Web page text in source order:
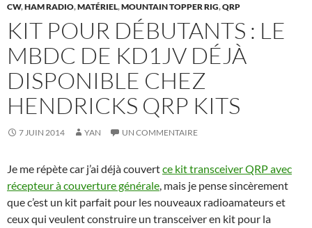
CW,HAM RADIO,MATÉRIEL,MOUNTAIN TOPPER RIG,QRP
KIT POUR DÉBUTANTS : LE
MBDC DE KD1JV DÉJÀ
DISPONIBLE CHEZ
HENDRICKS QRP KITS
7 JUIN 2014 YAN UN COMMENTAIRE
Je me répète car j’ai déjà couvertce kit transceiver QRP avec
récepteur à couverture générale, mais je pense sincèrement
que c’est un kit parfait pour les nouveaux radioamateurs et
ceux qui veulent construire un transceiver en kit pour la